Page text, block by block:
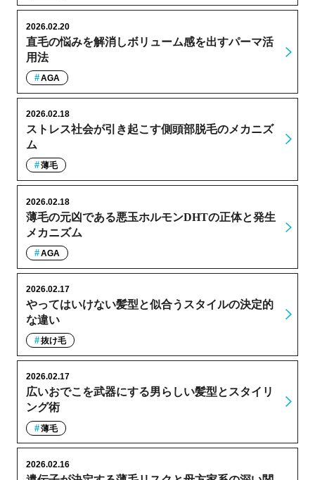
直毛の悩みを解消しボリューム感を出すパーマ活
用法
2026.02.20
AGA
ストレス社会が引き起こす側頭部脱毛のメカニズ
ム
2026.02.18
薄毛
薄毛の元凶である悪玉ホルモンDHTの正体と発生
メカニズム
2026.02.18
AGA
やってはいけない髪型と似合うスタイルの決定的
な違い
2026.02.17
抜け毛
広いおでこを武器にする男らしい髪型とスタイリ
ング術
2026.02.17
薄毛
2026.02.16